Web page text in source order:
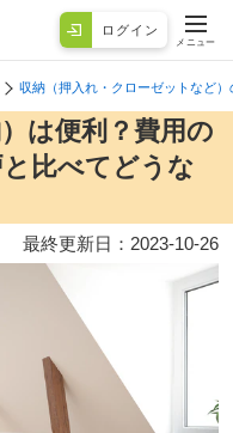
ログイン
メニュー
収納（押入れ・クローゼットなど
は便利？費用の
比べてどうな
最終更新日： 2023-10-26